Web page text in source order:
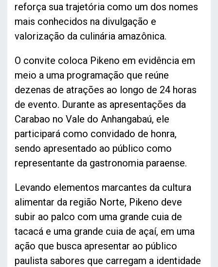
reforça sua trajetória como um dos nomes
mais conhecidos na divulgação e
valorização da culinária amazônica.
O convite coloca Pikeno em evidência em
meio a uma programação que reúne
dezenas de atrações ao longo de 24 horas
de evento. Durante as apresentações da
Carabao no Vale do Anhangabaú, ele
participará como convidado de honra,
sendo apresentado ao público como
representante da gastronomia paraense.
Levando elementos marcantes da cultura
alimentar da região Norte, Pikeno deve
subir ao palco com uma grande cuia de
tacacá e uma grande cuia de açaí, em uma
ação que busca apresentar ao público
paulista sabores que carregam a identidade